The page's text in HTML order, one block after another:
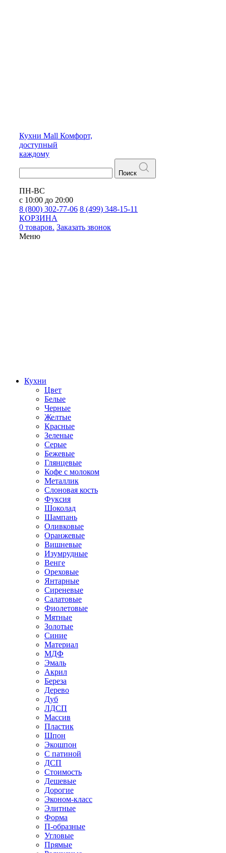
Кухни Mall Комфорт,
доступный
каждому
Поиск
ПН-ВС
с 10:00 до 20:00
8 (800) 302-77-06 8 (499) 348-15-11
КОРЗИНА
0 товаров. Заказать звонок
Меню
Кухни
Цвет
Белые
Черные
Желтые
Красные
Зеленые
Серые
Бежевые
Глянцевые
Кофе с молоком
Металлик
Слоновая кость
Фуксия
Шоколад
Шампань
Оливковые
Оранжевые
Вишневые
Изумрудные
Венге
Ореховые
Янтарные
Сиреневые
Салатовые
Фиолетовые
Мятные
Золотые
Синие
Материал
МДФ
Эмаль
Акрил
Береза
Дерево
Дуб
ЛДСП
Массив
Пластик
Шпон
Экошпон
С патиной
ДСП
Стоимость
Дешевые
Дорогие
Эконом-класс
Элитные
Форма
П-образные
Угловые
Прямые